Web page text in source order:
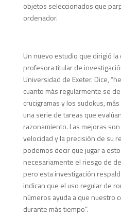
objetos seleccionados que
ordenador.
Un nuevo estudio que dirigió
profesora titular de
Universidad de Exeter. Dice,
cuanto más regularmente se
crucigramas y los sudokus,
una serie de tareas que
razonamiento. Las mejoras
velocidad y la precisión de su
podemos decir que jugar a
necesariamente el riesgo de
pero esta investigación
indican que el uso regular de
números ayuda a que nuestro
durante más tiempo”.